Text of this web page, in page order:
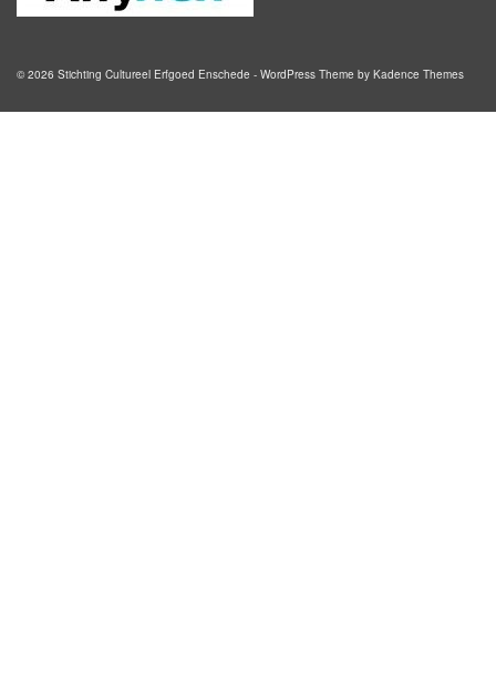
© 2026 Stichting Cultureel Erfgoed Enschede - WordPress Theme by Kadence Themes